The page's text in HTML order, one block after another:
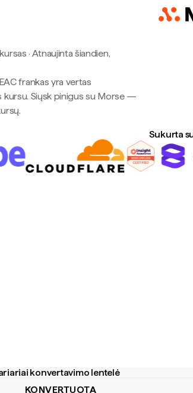
· Atnaujinta šiandien,
frankas yra vertas
kursu. Siųsk pinigus su Morse —
Sukurta
konvertavimo lentelė
KONVERTUOTA